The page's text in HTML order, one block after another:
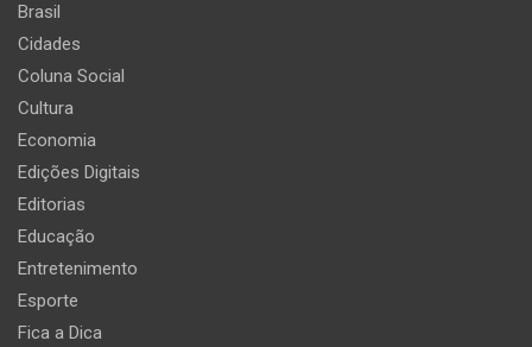
Brasil
Cidades
Coluna Social
Cultura
Economia
Edições Digitais
Editorias
Educação
Entretenimento
Esporte
Fica a Dica